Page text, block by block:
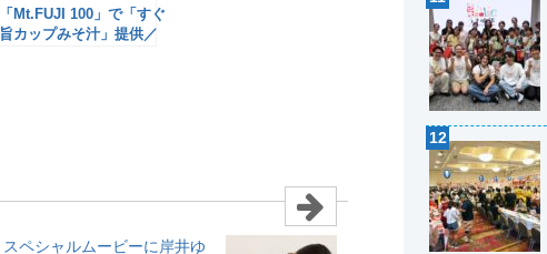
「Mt.FUJI 100」で「すぐ
旨カップみそ汁」提供／
スペシャルムービーに岸井ゆ